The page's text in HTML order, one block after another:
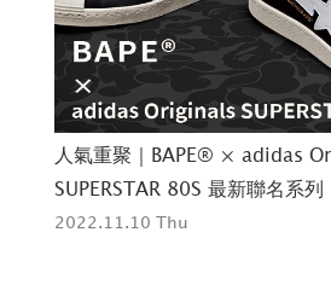
感動40週年｜A BATHING
年紀念聯名 一同飛向星空的夜
2022.09.12 Mon